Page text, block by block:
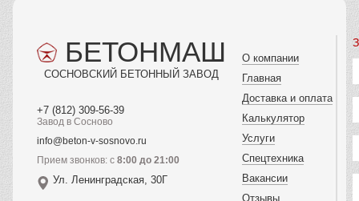
БЕТОНМАШ
СОСНОВСКИЙ БЕТОННЫЙ ЗАВОД
+7 (812) 309-56-39
Завод в Сосново
info@beton-v-sosnovo.ru
Прием звонков: с 8:00 до 21:00
Ул. Ленинградская, 30Г
О компании
Главная
Доставка и оплата
Калькулятор
Услуги
Спецтехника
Вакансии
Отзывы